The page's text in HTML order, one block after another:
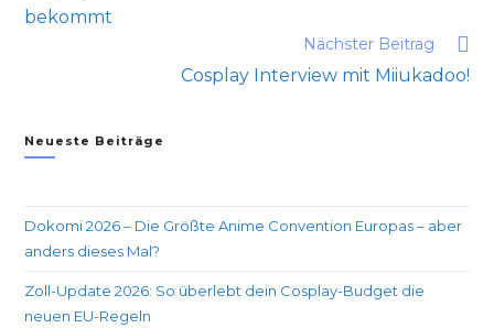
bekommt
Nächster Beitrag
Cosplay Interview mit Miiukadoo!
Neueste Beiträge
Dokomi 2026 – Die Größte Anime Convention Europas – aber
anders dieses Mal?
Zoll-Update 2026: So überlebt dein Cosplay-Budget die
neuen EU-Regeln